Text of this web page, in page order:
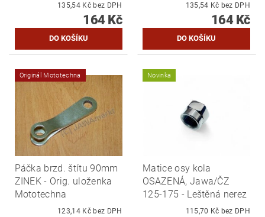
135,54 Kč bez DPH
164 Kč
135,54 Kč bez DPH
164 Kč
Originál Mototechna
Páčka brzd. štítu 90mm
ZINEK - Orig. uloženka
Mototechna
123,14 Kč bez DPH
Novinka
Matice osy kola
OSAZENÁ, Jawa/ČZ
125-175 - Leštěná nerez
115,70 Kč bez DPH